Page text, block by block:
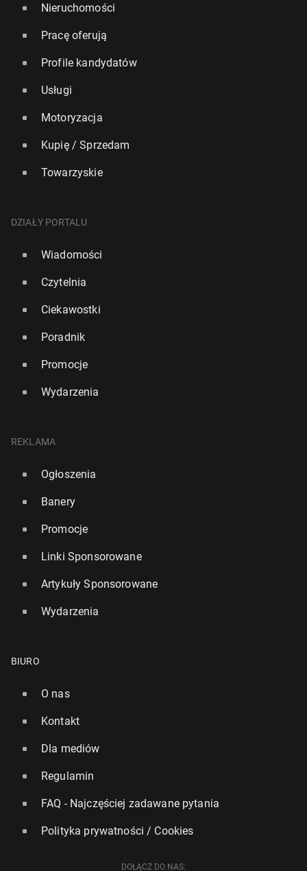
Nieruchomości
Pracę oferują
Profile kandydatów
Usługi
Motoryzacja
Kupię / Sprzedam
Towarzyskie
DZIAŁY PORTALU
Wiadomości
Czytelnia
Ciekawostki
Poradnik
Promocje
Wydarzenia
REKLAMA
Ogłoszenia
Banery
Promocje
Linki Sponsorowane
Artykuły Sponsorowane
Wydarzenia
BIURO
O nas
Kontakt
Dla mediów
Regulamin
FAQ - Najczęściej zadawane pytania
Polityka prywatności / Cookies
DOŁĄCZ DO NAS: